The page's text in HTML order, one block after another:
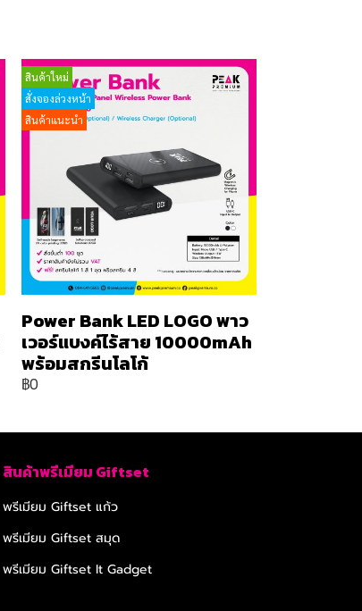
สินค้าใหม่
สั่งจองล่วงหน้า
สินค้าแนะนำ
Power Bank LED LOGO พาว
เวอร์แบงค์ไร้สาย 10000mAh
พร้อมสกรีนโลโก้
฿0
สินค้าพรีเมียม Giftset
พรีเมียม Giftset แก้ว
พรีเมียม Giftset สมุด
พรีเมียม Giftset It Gadget